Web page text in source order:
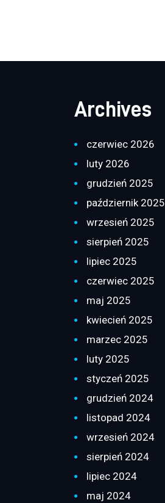
Archives
czerwiec 2026
luty 2026
grudzień 2025
październik 2025
wrzesień 2025
sierpień 2025
lipiec 2025
czerwiec 2025
maj 2025
kwiecień 2025
marzec 2025
luty 2025
styczeń 2025
grudzień 2024
listopad 2024
wrzesień 2024
sierpień 2024
lipiec 2024
maj 2024